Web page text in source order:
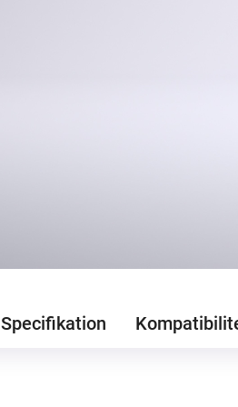
Specifikation